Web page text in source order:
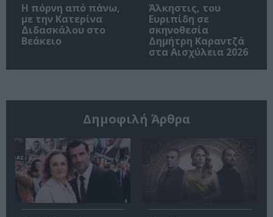
Η πόρνη από πάνω,
με την Κατερίνα
Διδασκάλου στο
Βεάκειο
Άλκηστις, του
Ευριπίδη σε
σκηνοθεσία
Δημήτρη Καραντζά
στα Αισχύλεια 2026
Δημοφιλή Άρθρα